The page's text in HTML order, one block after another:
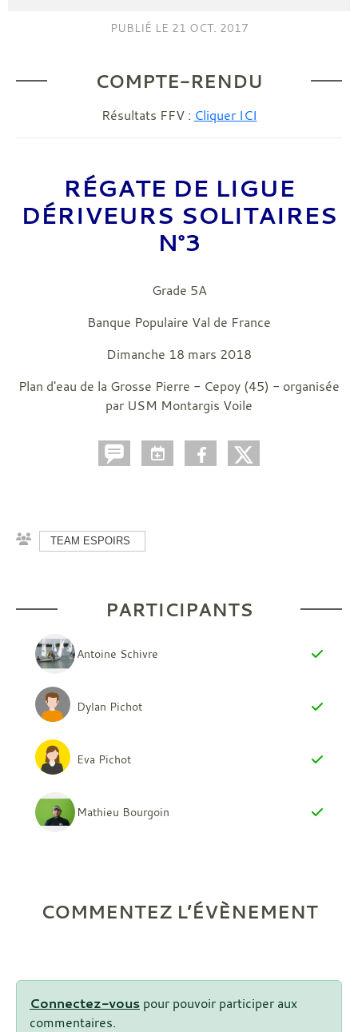
PUBLIÉ LE 21 OCT. 2017
COMPTE-RENDU
Résultats FFV : Cliquer ICI
RÉGATE DE LIGUE
DÉRIVEURS SOLITAIRES
N°3
Grade 5A
Banque Populaire Val de France
Dimanche 18 mars 2018
Plan d'eau de la Grosse Pierre - Cepoy (45) - organisée
par USM Montargis Voile
TEAM ESPOIRS
PARTICIPANTS
Antoine Schivre
Dylan Pichot
Eva Pichot
Mathieu Bourgoin
COMMENTEZ L’ÉVÈNEMENT
Connectez-vous pour pouvoir participer aux
commentaires.